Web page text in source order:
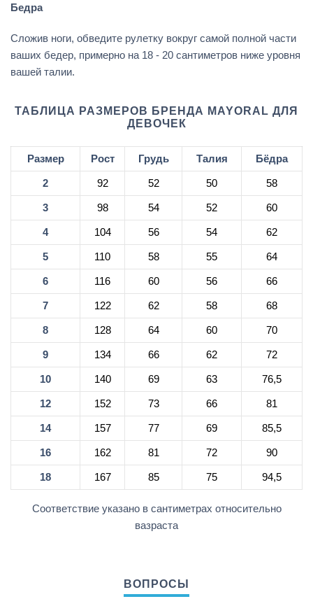
Бедра
Сложив ноги, обведите рулетку вокруг самой полной части
ваших бедер, примерно на 18 - 20 сантиметров ниже уровня
вашей талии.
ТАБЛИЦА РАЗМЕРОВ БРЕНДА MAYORAL ДЛЯ
ДЕВОЧЕК
Размер Рост Грудь Талия Бёдра
2 92 52 50 58
3 98 54 52 60
4 104 56 54 62
5 110 58 55 64
6 116 60 56 66
7 122 62 58 68
8 128 64 60 70
9 134 66 62 72
10 140 69 63 76,5
12 152 73 66 81
14 157 77 69 85,5
16 162 81 72 90
18 167 85 75 94,5
Соответствие указано в сантиметрах относительно
вазраста